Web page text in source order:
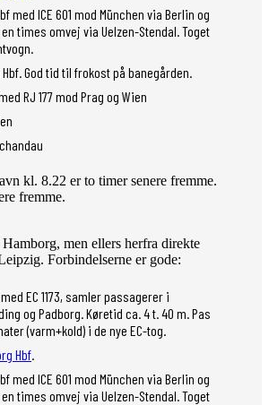
med ICE 601 mod München via Berlin og
times omvej via Uelzen-Stendal. Toget
God tid til frokost på banegården.
RJ 177 mod Prag og Wien
kl. 8.22 er to timer senere fremme.
fremme.
men ellers herfra direkte
Forbindelserne er gode:
EC 1173, samler passagerer i
og Padborg. Køretid ca. 4 t. 40 m. Pas
(varm+kold) i de nye EC-tog.
Hbf.
med ICE 601 mod München via Berlin og
times omvej via Uelzen-Stendal. Toget